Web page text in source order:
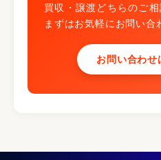
買収・譲渡どちらのご相
まずはお気軽にお問い合
お問い合わ